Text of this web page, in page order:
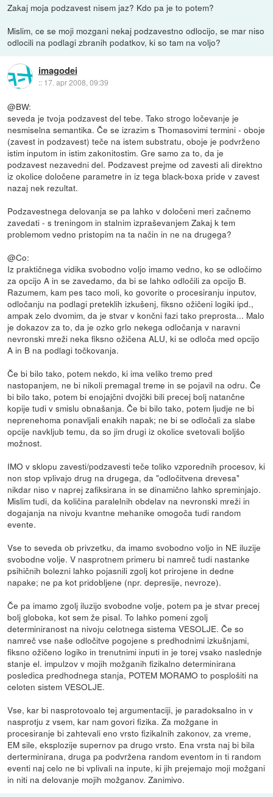
Zakaj moja podzavest nisem jaz? Kdo pa je to potem?
Mislim, ce se moji mozgani nekaj podzavestno odlocijo, se mar niso
odlocili na podlagi zbranih podatkov, ki so tam na voljo?
imagodei
:: 17. apr 2008, 09:39
@BW:
seveda je tvoja podzavest del tebe. Tako strogo ločevanje je
nesmiselna semantika. Če se izrazim s Thomasovimi termini - oboje
(zavest in podzavest) teče na istem substratu, oboje je podvrženo
istim inputom in istim zakonitostim. Gre samo za to, da je
podzavest nezavedni del. Podzavest prejme od zavesti ali direktno
iz okolice določene parametre in iz tega black-boxa pride v zavest
nazaj nek rezultat.
Podzavestnega delovanja se pa lahko v določeni meri začnemo
zavedati - s treningom in stalnim izpraševanjem Zakaj k tem
problemom vedno pristopim na ta način in ne na drugega?
@Co:
Iz praktičnega vidika svobodno voljo imamo vedno, ko se odločimo
za opcijo A in se zavedamo, da bi se lahko odločili za opcijo B.
Razumem, kam pes taco moli, ko govorite o procesiranju inputov,
odločanju na podlagi preteklih izkušenj, fiksno ožičeni logiki ipd.,
ampak zelo dvomim, da je stvar v končni fazi tako preprosta... Malo
je dokazov za to, da je ozko grlo nekega odločanja v naravni
nevronski mreži neka fiksno ožičena ALU, ki se odloča med opcijo
A in B na podlagi točkovanja.
Če bi bilo tako, potem nekdo, ki ima veliko tremo pred
nastopanjem, ne bi nikoli premagal treme in se pojavil na odru. Če
bi bilo tako, potem bi enojajčni dvojčki bili precej bolj natančne
kopije tudi v smislu obnašanja. Če bi bilo tako, potem ljudje ne bi
neprenehoma ponavljali enakih napak; ne bi se odločali za slabe
opcije navkljub temu, da so jim drugi iz okolice svetovali boljšo
možnost.
IMO v sklopu zavesti/podzavesti teče toliko vzporednih procesov, ki
non stop vplivajo drug na drugega, da "odločitvena drevesa"
nikdar niso v naprej zafiksirana in se dinamično lahko spreminjajo.
Mislim tudi, da količina paralelnih obdelav na nevronski mreži in
dogajanja na nivoju kvantne mehanike omogoča tudi random
evente.
Vse to seveda ob privzetku, da imamo svobodno voljo in NE iluzije
svobodne volje. V nasprotnem primeru bi namreč tudi nastanke
psihičnih bolezni lahko pojasnili zgolj kot prirojene in dedne
napake; ne pa kot pridobljene (npr. depresije, nevroze).
Če pa imamo zgolj iluzijo svobodne volje, potem pa je stvar precej
bolj globoka, kot sem že pisal. To lahko pomeni zgolj
determiniranost na nivoju celotnega sistema VESOLJE. Če so
namreč vse naše odločitve pogojene s predhodnimi izkušnjami,
fiksno ožičeno logiko in trenutnimi inputi in je torej vsako naslednje
stanje el. impulzov v mojih možganih fizikalno determinirana
posledica predhodnega stanja, POTEM MORAMO to posplošiti na
celoten sistem VESOLJE.
Vse, kar bi nasprotovoalo tej argumentaciji, je paradoksalno in v
nasprotju z vsem, kar nam govori fizika. Za možgane in
procesiranje bi zahtevali eno vrsto fizikalnih zakonov, za vreme,
EM sile, eksplozije supernov pa drugo vrsto. Ena vrsta naj bi bila
derterminirana, druga pa podvržena random eventom in ti random
eventi naj celo ne bi vplivali na inpute, ki jih prejemajo moji možgani
in niti na delovanje mojih možganov. Zanimivo.